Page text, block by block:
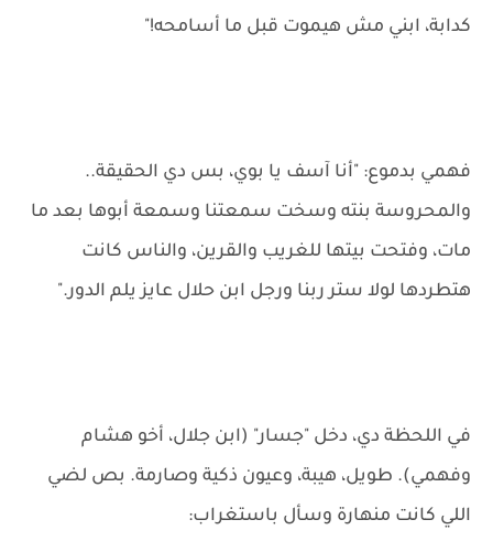
كدابة، ابني مش هيموت قبل ما أسامحه!"
فهمي بدموع: "أنا آسف يا بوي، بس دي الحقيقة..
والمحروسة بنته وسخت سمعتنا وسمعة أبوها بعد ما
مات، وفتحت بيتها للغريب والقرين، والناس كانت
هتطردها لولا ستر ربنا ورجل ابن حلال عايز يلم الدور."
في اللحظة دي، دخل "جسار" (ابن جلال، أخو هشام
وفهمي). طويل، هيبة، وعيون ذكية وصارمة. بص لضي
اللي كانت منهارة وسأل باستغراب: